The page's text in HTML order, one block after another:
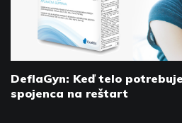
DeflaGyn: Keď telo
spojenca na reštart